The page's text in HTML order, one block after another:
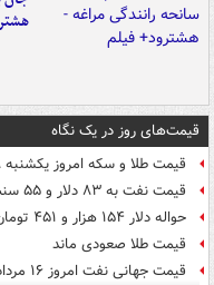
قیمت‌های روز در یک نگاه
قیمت طلا و سکه امروز یکشنبه ۱۸ مرداد ۱۴۰۵
قیمت نفت به ۸۳ دلار و ۵۵ سنت در هر بشکه رسید
حواله دلار ۱۵۴ هزار و ۴۵۱ تومان شد
قیمت طلا صعودی ماند
قیمت جهانی نفت امروز ۱۶ مرداد